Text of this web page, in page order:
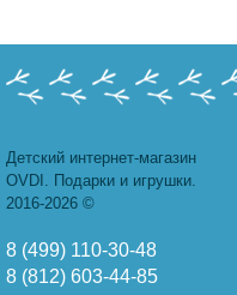
Детский интернет-магазин
OVDI. Подарки и игрушки.
2016-2026 ©
8 (499) 110-30-48
8 (812) 603-44-85